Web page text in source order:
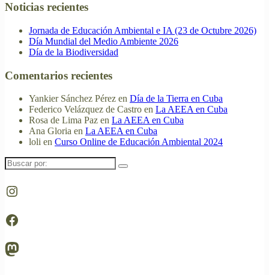
Noticias recientes
Jornada de Educación Ambiental e IA (23 de Octubre 2026)
Día Mundial del Medio Ambiente 2026
Día de la Biodiversidad
Comentarios recientes
Yankier Sánchez Pérez en Día de la Tierra en Cuba
Federico Velázquez de Castro en La AEEA en Cuba
Rosa de Lima Paz en La AEEA en Cuba
Ana Gloria en La AEEA en Cuba
loli en Curso Online de Educación Ambiental 2024
Buscar
por:
Instagram
Facebook
Mastodon